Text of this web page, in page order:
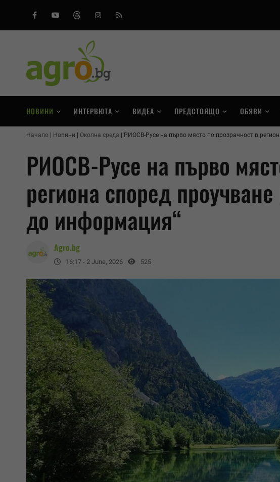
FacebookYoutubeThreadsInstagram
RSS
НОВИНИ ИНТЕРВЮТА ВИДЕА ПРЕДСТОЯЩО ОБЯВИ
Начало Новини Околна среда РИОСВ-Русе на първо място по прозрачност в
РИОСВ-Русе на първо
региона според
до информация“
Agro.bg
16:17 - 2 June, 2026 525